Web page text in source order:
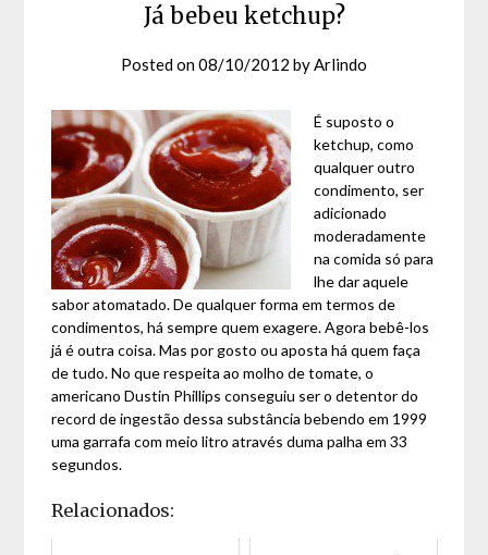
Já bebeu ketchup?
Posted on08/10/2012 byArlindo
É suposto o
ketchup, como
qualquer outro
condimento, ser
adicionado
moderadamente
na comida só para
lhe dar aquele
sabor atomatado. De qualquer forma em termos de
condimentos, há sempre quem exagere. Agora bebê-los
já é outra coisa. Mas por gosto ou aposta há quem faça
de tudo. No que respeita ao molho de tomate, o
americano Dustin Phillips conseguiu ser o detentor do
record de ingestão dessa substância bebendo em 1999
uma garrafa com meio litro através duma palha em 33
segundos.
Relacionados: